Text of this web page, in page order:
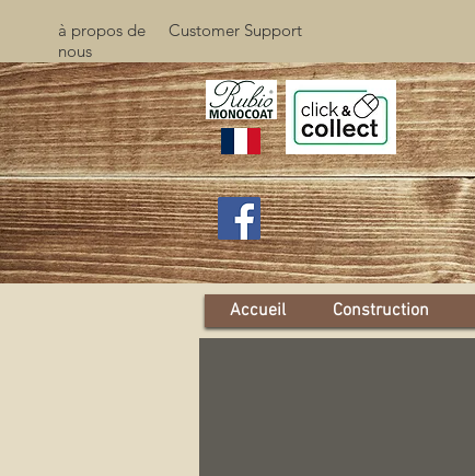
à propos de
nous
Customer Support
Accueil Construction